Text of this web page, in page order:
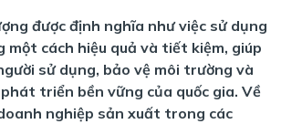
được định nghĩa như việc sử dụng
một cách hiệu quả và tiết kiệm, giúp
sử dụng, bảo vệ môi trường và
triển bền vững của quốc gia. Về
nghiệp sản xuất trong các